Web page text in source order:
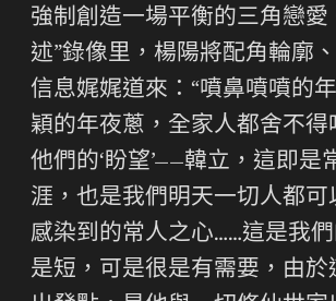
強制創造一場平衡的三角戀愛
述”錄像里，楊陽將配角輪廓
信息娓娓道來：“噴鼻噴噴的
穎的年夜蔥，全家人都舍不得
他們的‘盼望’——韓立，這即是
涯，也是我們明天一切人都可
感染到的常人之心……這是我
是短，可是很是有需要，由於